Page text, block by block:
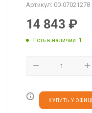
Артикул: 00-07021278
14 843 ₽
Есть в наличии: 1
КУПИТЬ У